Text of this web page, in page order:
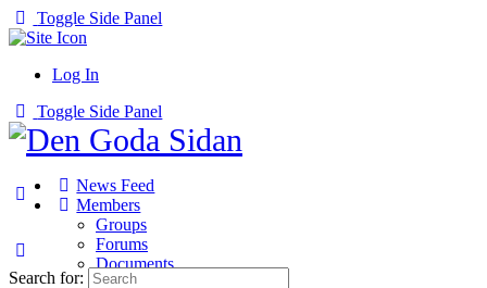
Toggle Side Panel
Log In
Toggle Side Panel
News Feed
Members
Groups
Forums
Documents
Search for: